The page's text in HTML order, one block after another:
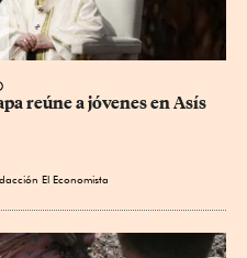
reúne a jóvenes en Asís
El Economista